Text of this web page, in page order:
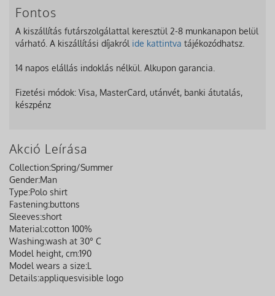
Fontos
A kiszállítás futárszolgálattal keresztül 2-8 munkanapon belül
várható. A kiszállítási díjakról ide kattintva tájékozódhatsz.
14 napos elállás indoklás nélkül. Alkupon garancia.
Fizetési módok: Visa, MasterCard, utánvét, banki átutalás,
készpénz
Akció Leírása
Collection:Spring/Summer
Gender:Man
Type:Polo shirt
Fastening:buttons
Sleeves:short
Material:cotton 100%
Washing:wash at 30° C
Model height, cm:190
Model wears a size:L
Details:appliquesvisible logo